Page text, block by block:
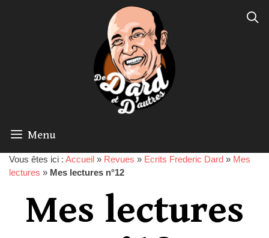
Menu
Vous êtes ici : Accueil » Revues » Ecrits Frederic Dard » Mes
lectures » Mes lectures n°12
Mes lectures